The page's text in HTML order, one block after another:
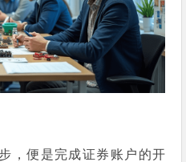
，便是完成证券账户的开